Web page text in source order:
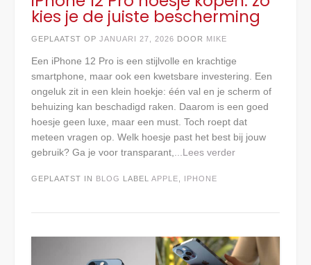
kies je de juiste bescherming
GEPLAATST OP JANUARI 27, 2026 DOOR MIKE
Een iPhone 12 Pro is een stijlvolle en krachtige
smartphone, maar ook een kwetsbare investering. Een
ongeluk zit in een klein hoekje: één val en je scherm of
behuizing kan beschadigd raken. Daarom is een goed
hoesje geen luxe, maar een must. Toch roept dat
meteen vragen op. Welk hoesje past het best bij jouw
gebruik? Ga je voor transparant,
...Lees verder
GEPLAATST IN BLOG LABEL APPLE IPHONE